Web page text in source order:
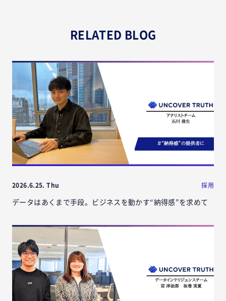
RELATED BLOG
2026.6.25. Thu 採用
データはあくまで手段。ビジネスを動かす“納得感”を求めて